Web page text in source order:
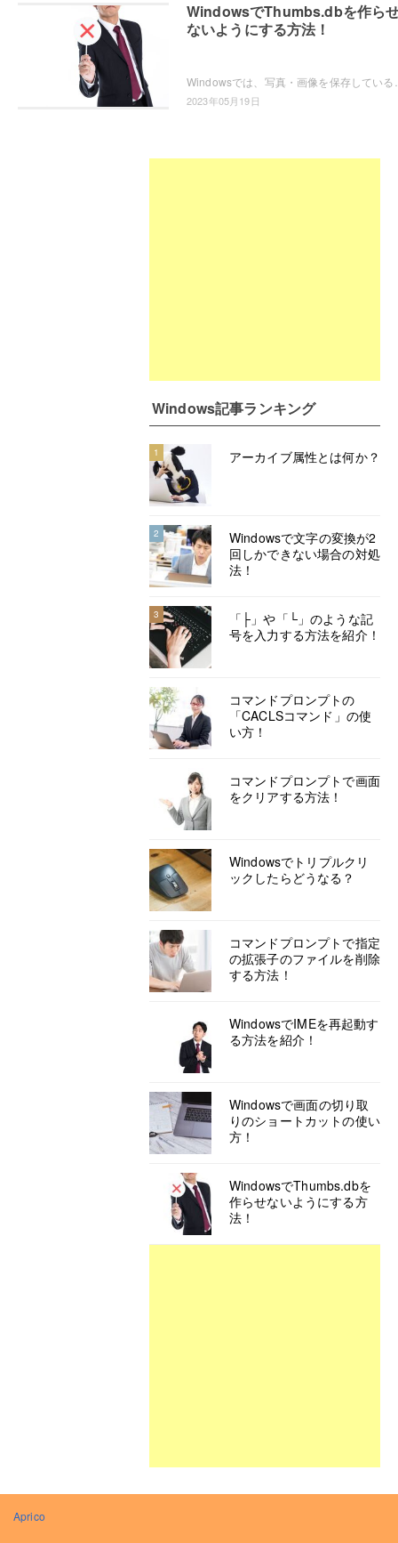
WindowsでThumbs.dbを作ら
ないようにする方法！
2023年05月19日
Windows記事ランキング
1 アーカイブ属性とは何か？
2
Windowsで文字の変換が2
回しかできない場合の対処
法！
3
「├」や「└」のような記
号を入力する方法を紹介！
コマンドプロンプトの
「CACLSコマンド」の使
い方！
コマンドプロンプトで画面
をクリアする方法！
Windowsでトリプルクリ
ックしたらどうなる？
コマンドプロンプトで指定
の拡張子のファイルを削除
する方法！
WindowsでIMEを再起動す
る方法を紹介！
Windowsで画面の切り取
りのショートカットの使い
方！
WindowsでThumbs.dbを
作らせないようにする方
法！
Aprico